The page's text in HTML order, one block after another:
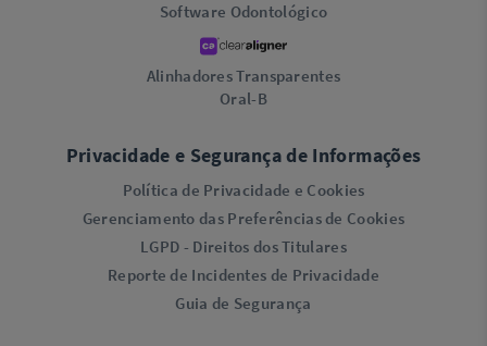
Software Odontológico
Alinhadores Transparentes
Oral-B
Privacidade e Segurança de Informações
Política de Privacidade e Cookies
Gerenciamento das Preferências de Cookies
LGPD - Direitos dos Titulares
Reporte de Incidentes de Privacidade
Guia de Segurança